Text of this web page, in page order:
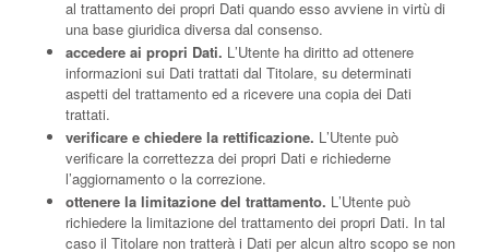
al trattamento dei propri Dati quando esso avviene in virtù di
una base giuridica diversa dal consenso.
accedere ai propri Dati. L’Utente ha diritto ad ottenere
informazioni sui Dati trattati dal Titolare, su determinati
aspetti del trattamento ed a ricevere una copia dei Dati
trattati.
verificare e chiedere la rettificazione. L’Utente può
verificare la correttezza dei propri Dati e richiederne
l’aggiornamento o la correzione.
ottenere la limitazione del trattamento. L’Utente può
richiedere la limitazione del trattamento dei propri Dati. In tal
caso il Titolare non tratterà i Dati per alcun altro scopo se non